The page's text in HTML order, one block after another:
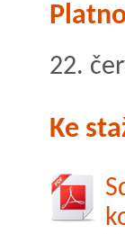
22.
Ke